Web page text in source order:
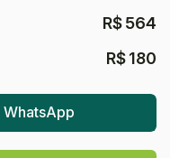
R$564
R$180
WhatsApp